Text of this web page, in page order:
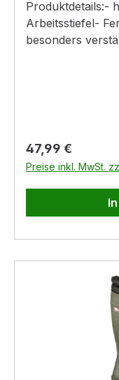
Produktdetails:-
Arbeitsstiefel-
besonders
Regulärer Preis:
47,99 €
Preise inkl. MwSt.